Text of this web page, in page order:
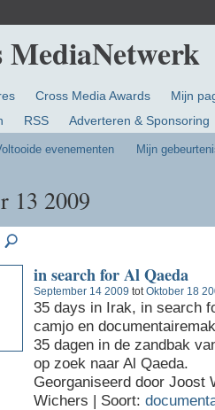
Cross Media Awards
Mijn
RSS Adverteren & Sponsoring
evenementen Mijn
13 2009
in search for Al Qaeda
September 14 2009 totOktober 18
35 days in Irak, in search
camjo en
35 dagen in de zandbak
op zoek naar Al Qaeda.
Georganiseerd door Joost
Wichers | Soort: